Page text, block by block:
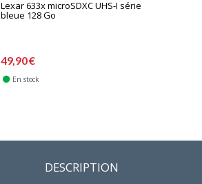
Lexar 633x microSDXC UHS-I série
bleue 128 Go
49,90 €
En stock
DESCRIPTION